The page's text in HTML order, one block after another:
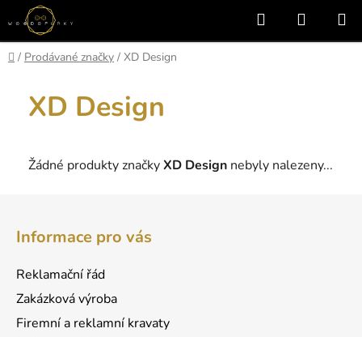
Přejít
na
obsah
Hledat
KOŠÍK
Domů
/ Prodávané značky / XD Design
XD Design
Žádné produkty značkyXD Design nebyly nalezeny...
Informace pro vás
Reklamační řád
Zakázková výroba
Firemní a reklamní kravaty